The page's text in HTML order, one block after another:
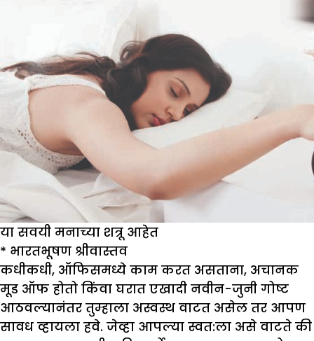
या सवयी मनाच्या शत्रू आहेत
* भारतभूषण श्रीवास्तव
कधीकधी, ऑफिसमध्ये काम करत असताना, अचानक
मूड ऑफ होतो किंवा घरात एखादी नवीन-जुनी गोष्ट
आठवल्यानंतर तुम्हाला अस्वस्थ वाटत असेल तर आपण
सावध व्हायला हवे. जेव्हा आपल्या स्वत:ला असे वाटते की